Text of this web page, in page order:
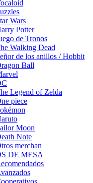
Wars
Potter
de Tronos
Walking Dead
de los anillos / Hobbit
Ball
Legend of Zelda
piece
Moon
Note
merchan
DE MESA